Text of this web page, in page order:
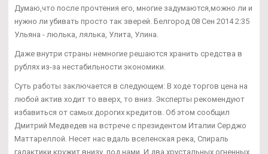
Думаю,что после прочтения его, многие задумаются,можно ли и
нужно ли убивать просто так зверей. Белгород 08 Сен 2014 2:35
Ульяна - люлька, лялька, Улита, Улина.
Даже внутри страны немногие решаются хранить средства в
рублях из-за нестабильности экономики.
Суть работы заключается в следующем: В ходе торгов цена на
любой актив ходит то вверх, то вниз. Эксперты рекомендуют
избавиться от самых дорогих кредитов. Об этом сообщил
Дмитрий Медведев на встрече с президентом Италии Серджо
Маттареллой. Несет нас вдаль вселенская река, Спираль
галактики кружит внизу, под нами, И два хрустальных огненных